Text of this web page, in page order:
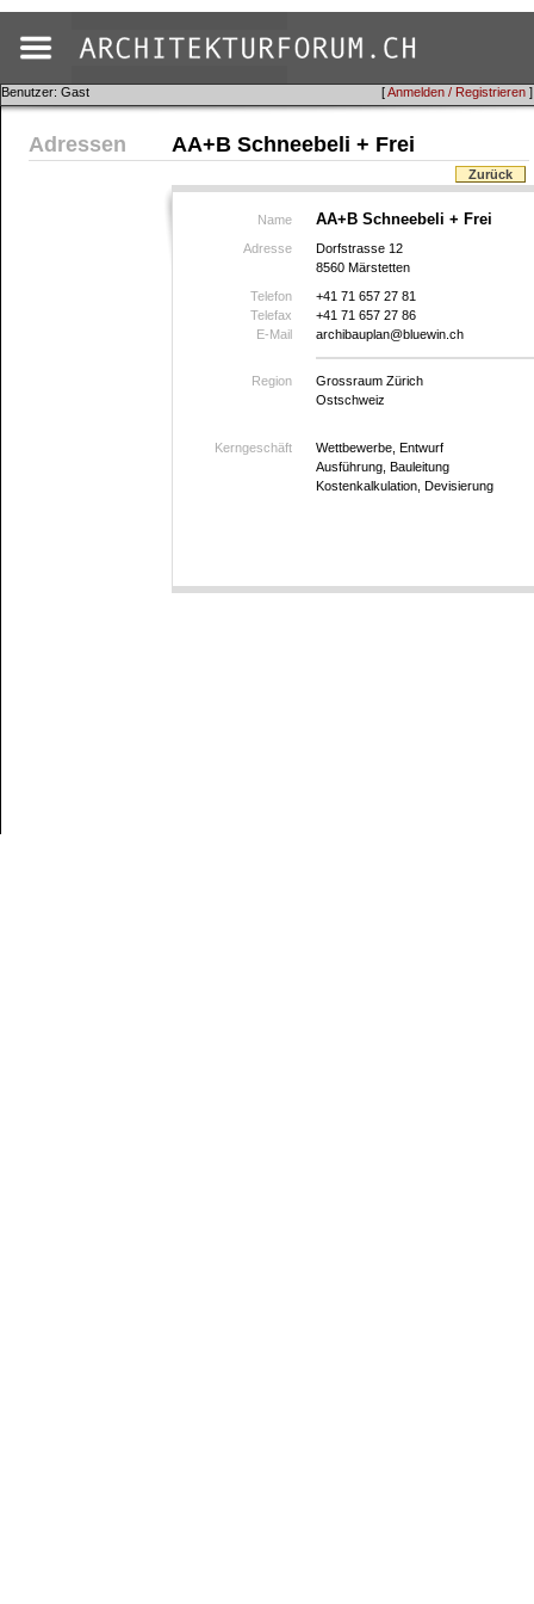
[Anmelden / Registrieren ]
Benutzer: Gast
Adressen AA+B Schneebeli + Frei
Zurück
Name AA+B Schneebeli + Frei
Adresse
Dorfstrasse 12
8560 Märstetten
Telefon
+41 71 657 27 81
Telefax
+41 71 657 27 86
E-Mail
archibauplan@bluewin.ch
Region
Grossraum Zürich
Ostschweiz
Kerngeschäft
Wettbewerbe, Entwurf
Ausführung, Bauleitung
Kostenkalkulation, Devisierung